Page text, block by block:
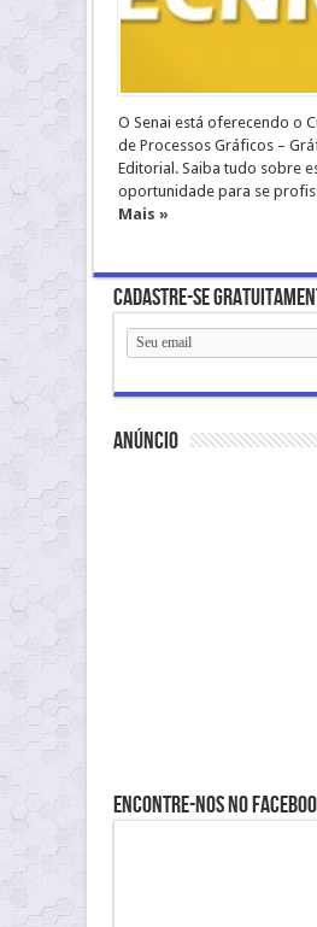
O Senai está oferecendo o
de Processos Gráficos –
Editorial. Saiba tudo sobre
oportunidade para se
Mais »
Cadastre-se
anúncio
Encontre-nos no